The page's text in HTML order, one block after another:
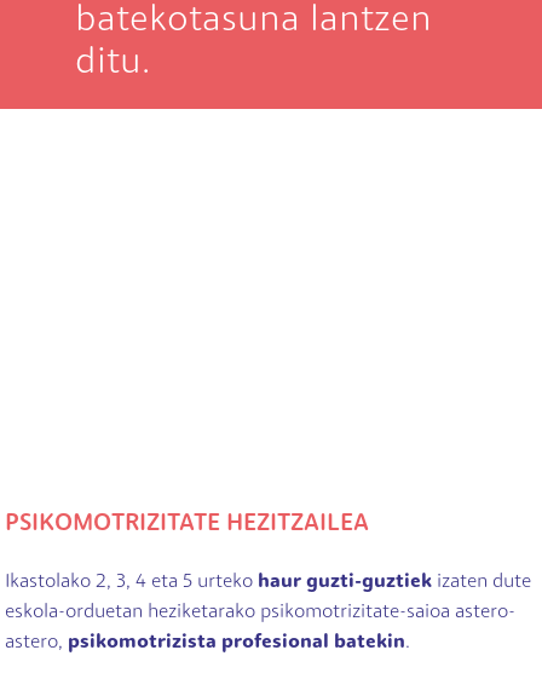
batekotasuna lantzen
ditu.
PSIKOMOTRIZITATE HEZITZAILEA
Ikastolako 2, 3, 4 eta 5 urteko haur guzti-guztiek izaten dute
eskola-orduetan heziketarako psikomotrizitate-saioa astero-
astero, psikomotrizista profesional batekin.